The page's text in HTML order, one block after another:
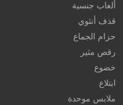
ألعاب جنسية
قذف أنثوي
حزام الجماع
رقص مثير
خضوع
ابتلاع
ملابس موحدة